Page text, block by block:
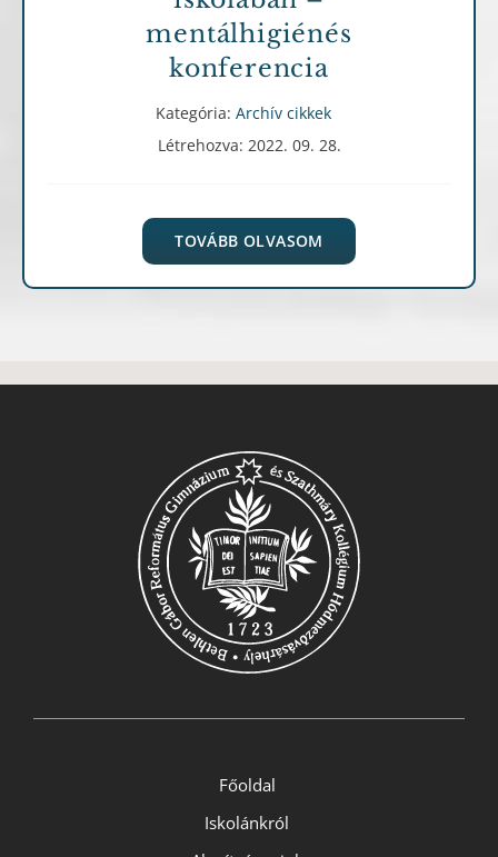
mentálhigiénés
konferencia
Kategória: Archív cikkek
Létrehozva: 2022. 09. 28.
TOVÁBB OLVASOM
Főoldal
Iskolánkról